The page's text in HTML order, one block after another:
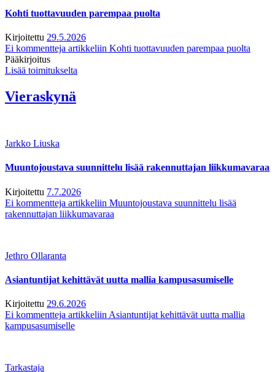
Kohti tuottavuuden parempaa puolta
Kirjoitettu 29.5.2026
Ei kommentteja artikkeliin Kohti tuottavuuden parempaa puolta
Pääkirjoitus
Lisää toimitukselta
Vieraskynä
Jarkko Liuska
Muuntojoustava suunnittelu lisää rakennuttajan liikkumavaraa
Kirjoitettu 7.7.2026
Ei kommentteja artikkeliin Muuntojoustava suunnittelu lisää
rakennuttajan liikkumavaraa
Jethro Ollaranta
Asiantuntijat kehittävät uutta mallia kampusasumiselle
Kirjoitettu 29.6.2026
Ei kommentteja artikkeliin Asiantuntijat kehittävät uutta mallia
kampusasumiselle
Tarkastaja